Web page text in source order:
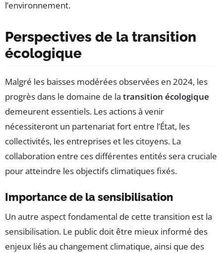
l’environnement.
Perspectives de la transition
écologique
Malgré les baisses modérées observées en 2024, les
progrès dans le domaine de la transition écologique
demeurent essentiels. Les actions à venir
nécessiteront un partenariat fort entre l’État, les
collectivités, les entreprises et les citoyens. La
collaboration entre ces différentes entités sera cruciale
pour atteindre les objectifs climatiques fixés.
Importance de la sensibilisation
Un autre aspect fondamental de cette transition est la
sensibilisation. Le public doit être mieux informé des
enjeux liés au changement climatique, ainsi que des